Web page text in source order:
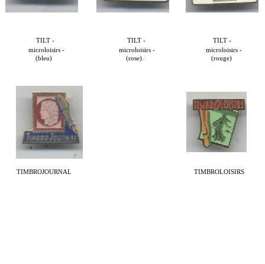
TIMBROJOURNAL TIMBROLOISIRS
TILT -
microloisirs -
(rose).
TILT -
microloisirs -
(rouge)
TILT -
microloisirs -
(bleu)